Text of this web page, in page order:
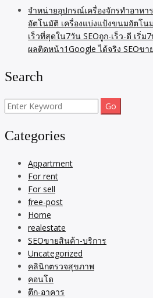
จำหน่ายอุปกรณ์เครื่องจักรทำอาหา
อัตโนมัติ เครื่องแบ่งแป้งขนมอัตโนม
เร็วที่สุดใน7วัน SEOถูก-เร็ว-ดี เริ่
ผลติดหน้า1Google ได้จริง SEOข
Search
Search
for:
Categories
Appartment
For rent
For sell
free-post
Home
realestate
SEOขายสินค้า-บริการ
Uncategorized
คลินิกตรวจสุขภาพ
คอนโด
ตึก-อาคาร